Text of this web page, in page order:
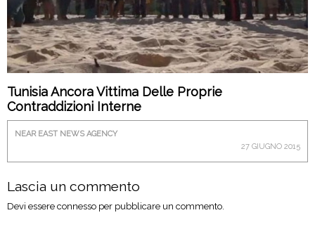
Tunisia Ancora Vittima Delle Proprie
Contraddizioni Interne
NEAR EAST NEWS AGENCY
27 GIUGNO 2015
Lascia un commento
Devi essere connesso per pubblicare un commento.